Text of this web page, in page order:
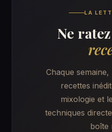
LA
Ne
Chaque
recettes
mixologie et
techniques
boîte